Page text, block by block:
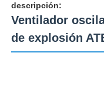
descripción:
Ventilador
de explosión